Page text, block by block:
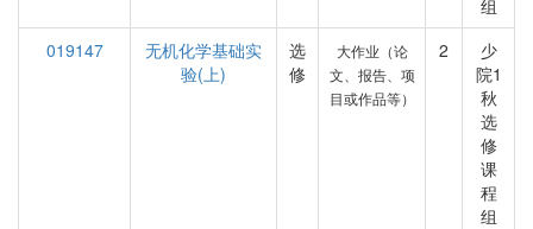
组
019147
无机化学基础实
验(上)
选
修
大作业（论
文、报告、项
目或作品等）
2
少
院1
秋
选
修
课
程
组